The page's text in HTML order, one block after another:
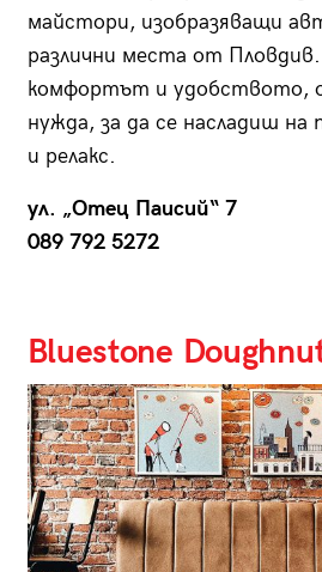
майстори, изобразяващи
различни места от
комфортът и удобството,
нужда, за да се насладиш на
и релакс.
ул. „Отец Паисий“ 7
089 792 5272
Bluestone